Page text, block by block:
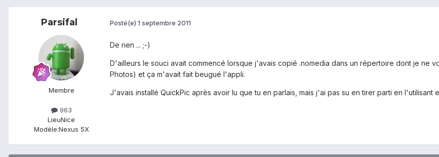
Parsifal
Membre
963
LieuNice
Modèle:Nexus 5X
Posté(e) 1 septembre 2011
De rien ... ;-)
D'ailleurs le souci avait commencé lorsque j'avais copié .nomedia dans un répertoire dont je ne
Photos) et ça m'avait fait beugué l'appli.
J'avais installé QuickPic après avoir lu que tu en parlais, mais j'ai pas su en tirer parti en